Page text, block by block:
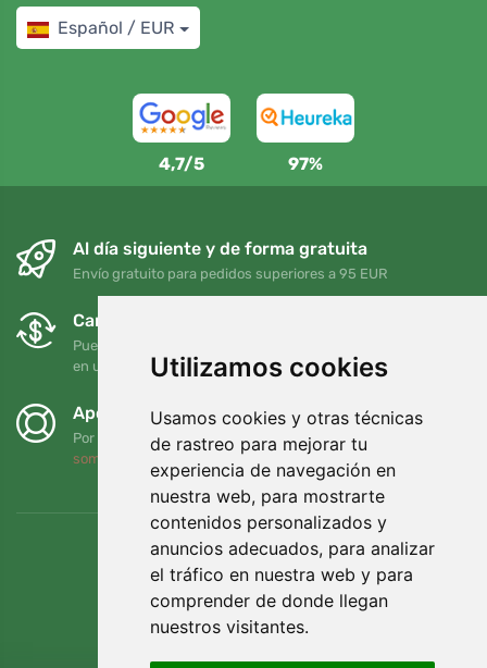
Utilizamos cookies
Usamos cookies y otras técnicas
de rastreo para mejorar tu
experiencia de navegación en
nuestra web, para mostrarte
contenidos personalizados y
anuncios adecuados, para analizar
el tráfico en nuestra web y para
comprender de donde llegan
nuestros visitantes.
Español / EUR
4,7/5 97%
Al día siguiente y de forma gratuita
Envío gratuito para pedidos superiores a 95 EUR
Cambios y devoluciones gratuitos
Puede devolver o cambiar su pedido en cualquier momento
en un plazo de 90 días
Apoyamos a Trees.org
Por cada pedido plantamos un árbol. Leer más
somos